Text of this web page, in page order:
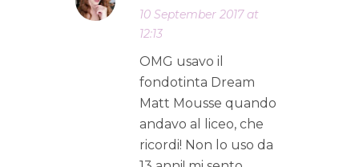
10 September 2017 at
12:13
OMG usavo il
fondotinta Dream
Matt Mousse quando
andavo al liceo, che
ricordi! Non lo uso da